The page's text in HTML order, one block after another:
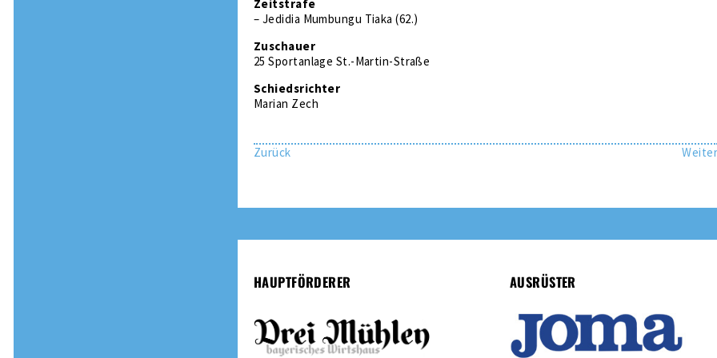
Zeitstrafe
– Jedidia Mumbungu Tiaka (62.)
Zuschauer
25 Sportanlage St.-Martin-Straße
Schiedsrichter
Marian Zech
Zurück Weiter
HAUPTFÖRDERER AUSRÜSTER